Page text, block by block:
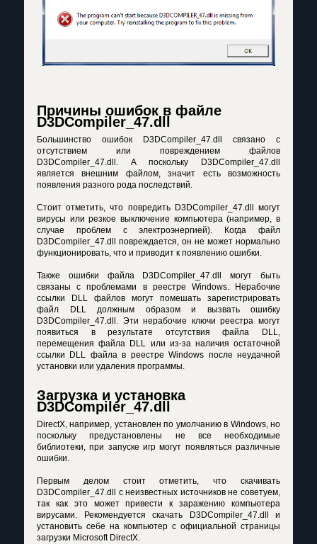
Причины ошибок в файле
D3DCompiler_47.dll
Большинство ошибок D3DCompiler_47.dll связано с
отсутствием или повреждением файлов
D3DCompiler_47.dll. А поскольку D3DCompiler_47.dll
является внешним файлом, значит есть возможность
появления разного рода последствий.
Стоит отметить, что повредить D3DCompiler_47.dll могут
вирусы или резкое выключение компьютера (например, в
случае проблем с электроэнергией). Когда файл
D3DCompiler_47.dll повреждается, он не может нормально
функционировать, что и приводит к появлению ошибки.
Также ошибки файла D3DCompiler_47.dll могут быть
связаны с проблемами в реестре Windows. Нерабочие
ссылки DLL файлов могут помешать зарегистрировать
файл DLL должным образом и вызвать ошибку
D3DCompiler_47.dll. Эти нерабочие ключи реестра могут
появиться в результате отсутствия файла DLL,
перемещения файла DLL или из-за наличия остаточной
ссылки DLL файла в реестре Windows после неудачной
установки или удаления программы.
Загрузка и установка
D3DCompiler_47.dll
DirectX, например, установлен по умолчанию в Windows, но
поскольку предустановлены не все необходимые
библиотеки, при запуске игр могут появляться различные
ошибки.
Первым делом стоит отметить, что скачивать
D3DCompiler_47.dll с неизвестных источников не советуем,
так как это может привести к заражению компьютера
вирусами. Рекомендуется скачать D3DCompiler_47.dll и
установить себе на компьютер с официальной страницы
загрузки Microsoft DirectX.